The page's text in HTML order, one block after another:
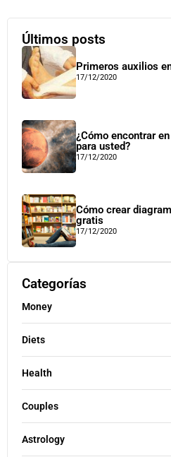
Últimos posts
Primeros auxilios
17/12/2020
¿Cómo encontrar
para usted?
17/12/2020
Cómo crear
gratis
17/12/2020
Categorías
Money
Diets
Health
Couples
Astrology